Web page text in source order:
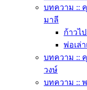
บทความ ::
มาลี
ก้าวไ
พ่อเล่า
บทความ ::
วงษ์
บทความ ::